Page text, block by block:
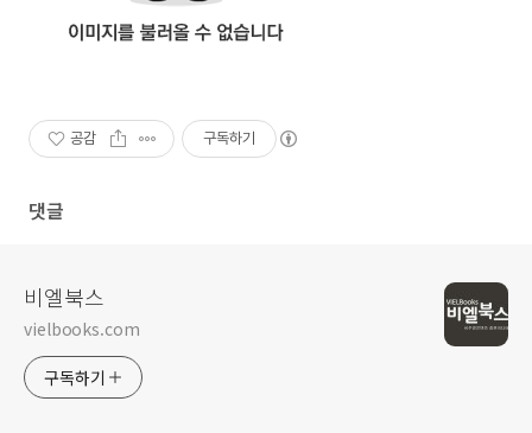
공감 구독하기
댓글
비엘북스
vielbooks.com
구독하기